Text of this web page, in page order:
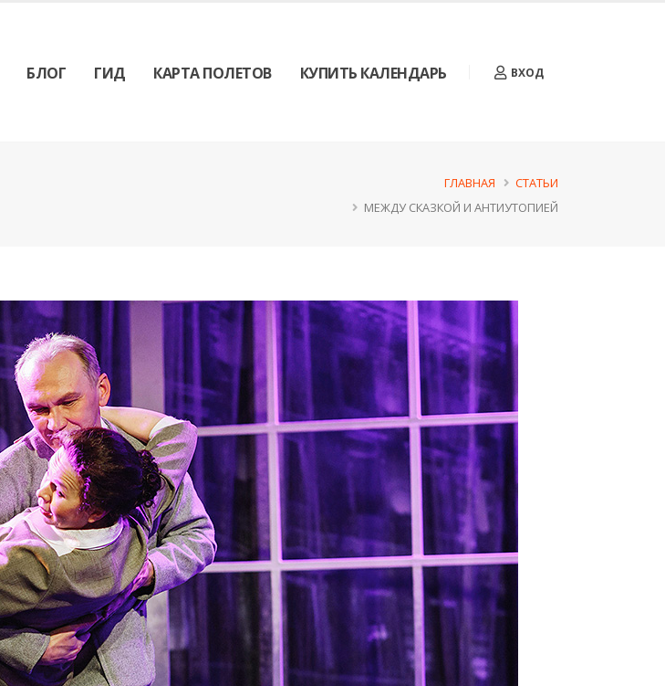
БЛОГ ГИД КАРТА ПОЛЕТОВ КУПИТЬ КАЛЕНДАРЬ ВХОД
ГЛАВНАЯ
СТАТЬИ
МЕЖДУ СКАЗКОЙ И АНТИУТОПИЕЙ